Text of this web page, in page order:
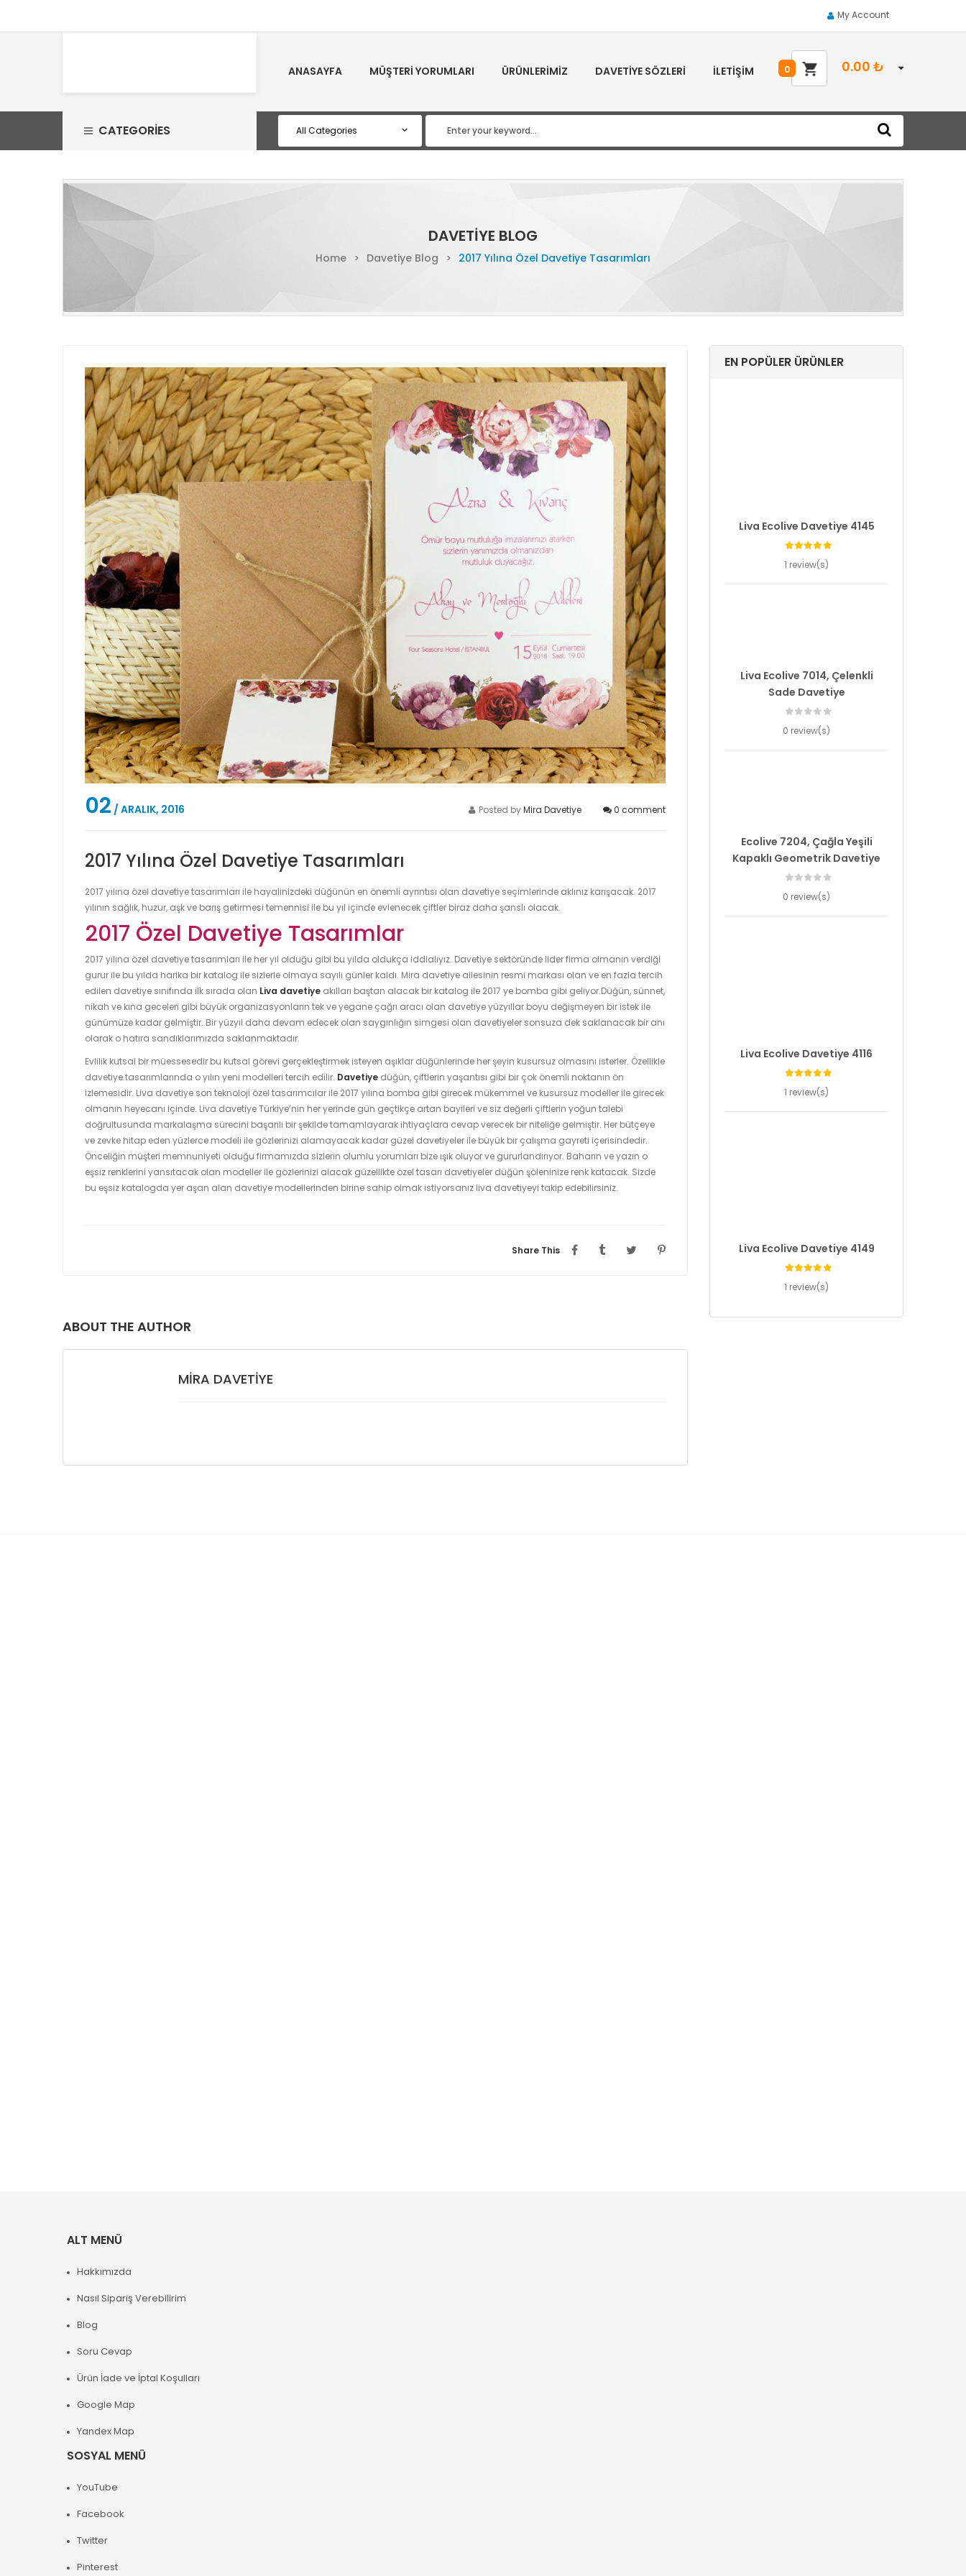
My Account
ANASAYFA MÜŞTERI YORUMLARI ÜRÜNLERIMIZ DAVETIYE SÖZLERI İLETIŞIM 0.00 ₺
0
CATEGORIES
DAVETIYE BLOG
Home > Davetiye Blog > 2017 Yılına Özel Davetiye Tasarımları
02 / ARALIK, 2016 0 comment
Posted byMira Davetiye
2017 Yılına Özel Davetiye Tasarımları
2017 yılına özel davetiye tasarımları ile hayalinizdeki düğünün en önemli ayrıntısı olan davetiye seçimlerinde aklınız karışacak. 2017
yılının sağlık, huzur, aşk ve barış getirmesi temennisi ile bu yıl içinde evlenecek çiftler biraz daha şanslı olacak.
2017 Özel Davetiye Tasarımlar
2017 yılına özel davetiye tasarımları ile her yıl olduğu gibi bu yılda oldukça iddialıyız. Davetiye sektöründe lider firma olmanın verdiği
gurur ile bu yılda harika bir katalog ile sizlerle olmaya sayılı günler kaldı. Mira davetiye ailesinin resmi markası olan ve en fazla tercih
edilen davetiye sınıfında ilk sırada olan Liva davetiye akılları baştan alacak bir katalog ile 2017 ye bomba gibi geliyor.Düğün, sünnet,
nikah ve kına geceleri gibi büyük organizasyonların tek ve yegane çağrı aracı olan davetiye yüzyıllar boyu değişmeyen bir istek ile
günümüze kadar gelmiştir. Bir yüzyıl daha devam edecek olan saygınlığın simgesi olan davetiyeler sonsuza dek saklanacak bir anı
olarak o hatıra sandıklarımızda saklanmaktadır.
Evlilik kutsal bir müessesedir bu kutsal görevi gerçekleştirmek isteyen aşıklar düğünlerinde her şeyin kusursuz olmasını isterler. Özellikle
davetiye tasarımlarında o yılın yeni modelleri tercih edilir. Davetiye düğün, çiftlerin yaşantısı gibi bir çok önemli noktanın ön
izlemesidir. Liva davetiye son teknoloji özel tasarımcılar ile 2017 yılına bomba gibi girecek mükemmel ve kusursuz modeller ile girecek
olmanın heyecanı içinde. Liva davetiye Türkiye’nin her yerinde gün geçtikçe artan bayileri ve siz değerli çiftlerin yoğun talebi
doğrultusunda markalaşma sürecini başarılı bir şekilde tamamlayarak ihtiyaçlara cevap verecek bir niteliğe gelmiştir. Her bütçeye
ve zevke hitap eden yüzlerce modeli ile gözlerinizi alamayacak kadar güzel davetiyeler ile büyük bir çalışma gayreti içerisindedir.
Önceliğin müşteri memnuniyeti olduğu firmamızda sizlerin olumlu yorumları bize ışık oluyor ve gururlandırıyor. Baharın ve yazın o
eşsiz renklerini yansıtacak olan modeller ile gözlerinizi alacak güzellikte özel tasarı davetiyeler düğün şöleninize renk katacak. Sizde
bu eşsiz katalogda yer aşan alan davetiye modellerinden birine sahip olmak istiyorsanız liva davetiyeyi takip edebilirsiniz.
Share This
ABOUT THE AUTHOR
MIRA DAVETIYE
EN POPÜLER ÜRÜNLER
Liva Ecolive Davetiye 4145
1 review(s)
Liva Ecolive 7014, Çelenkli
Sade Davetiye
0 review(s)
Ecolive 7204, Çağla Yeşili
Kapaklı Geometrik Davetiye
0 review(s)
Liva Ecolive Davetiye 4116
1 review(s)
Liva Ecolive Davetiye 4149
1 review(s)
ALT MENÜ
Hakkımızda
Nasıl Sipariş Verebilirim
Blog
Soru Cevap
Ürün İade ve İptal Koşulları
Google Map
Yandex Map
SOSYAL MENÜ
YouTube
Facebook
Twitter
Pinterest